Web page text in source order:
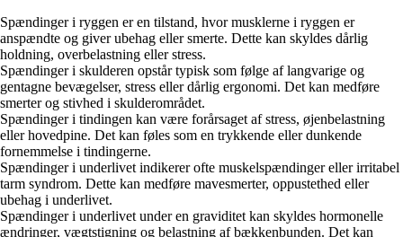
Spændinger i ryggen er en tilstand, hvor musklerne i ryggen er
anspændte og giver ubehag eller smerte. Dette kan skyldes dårlig
holdning, overbelastning eller stress.
Spændinger i skulderen opstår typisk som følge af langvarige og
gentagne bevægelser, stress eller dårlig ergonomi. Det kan medføre
smerter og stivhed i skulderområdet.
Spændinger i tindingen kan være forårsaget af stress, øjenbelastning
eller hovedpine. Det kan føles som en trykkende eller dunkende
fornemmelse i tindingerne.
Spændinger i underlivet indikerer ofte muskelspændinger eller irritabel
tarm syndrom. Dette kan medføre mavesmerter, oppustethed eller
ubehag i underlivet.
Spændinger i underlivet under en graviditet kan skyldes hormonelle
ændringer, vægtstigning og belastning af bækkenbunden. Det kan